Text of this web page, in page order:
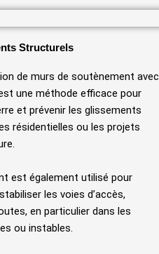
Structurels
de murs de soutènement avec
une méthode efficace pour
et prévenir les glissements
résidentielles ou les projets
est également utilisé pour
les voies d’accès,
en particulier dans les
ou instables.